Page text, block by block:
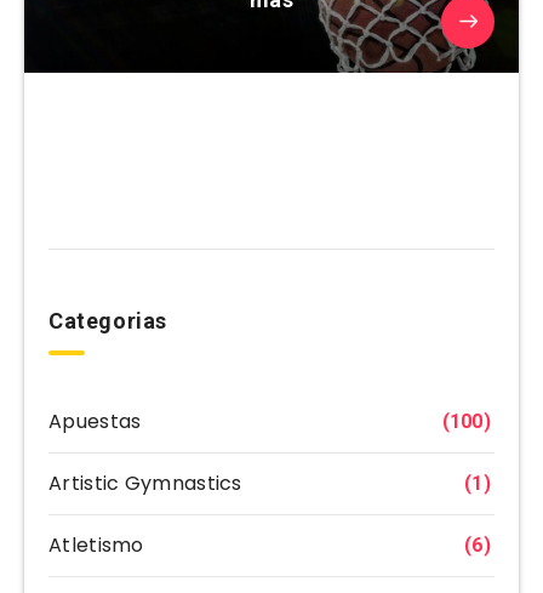
Categorias
Apuestas (100)
Artistic Gymnastics (1)
Atletismo (6)